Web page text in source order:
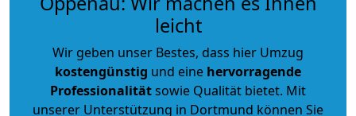
leicht
Wir geben unser Bestes, dass hier Umzug
kostengünstig und eine hervorragende
Professionalitätsowie Qualität bietet. Mit
unserer Unterstützung in Dortmund können Sie